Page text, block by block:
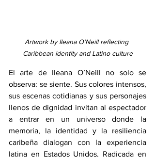
Artwork by Ileana O’Neill reflecting
Caribbean identity and Latino culture
El arte de Ileana O’Neill no solo se
observa: se siente. Sus colores intensos,
sus escenas cotidianas y sus personajes
llenos de dignidad invitan al espectador
a entrar en un universo donde la
memoria, la identidad y la resiliencia
caribeña dialogan con la experiencia
latina en Estados Unidos. Radicada en